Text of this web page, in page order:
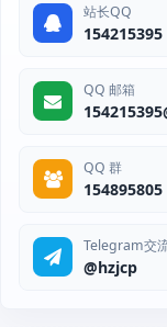
站长QQ
154215395
QQ 邮箱
QQ 群
154895805
Telegram交
@hzjcp